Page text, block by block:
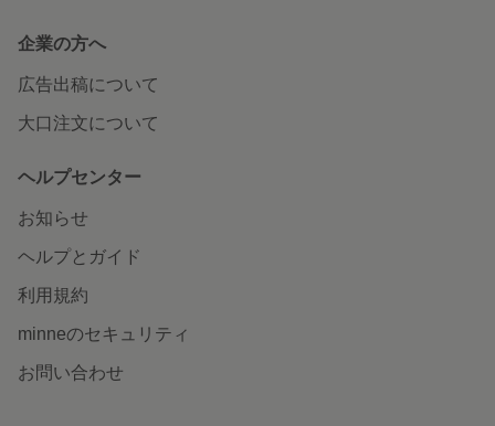
企業の方へ
広告出稿について
大口注文について
ヘルプセンター
お知らせ
ヘルプとガイド
利用規約
minneのセキュリティ
お問い合わせ